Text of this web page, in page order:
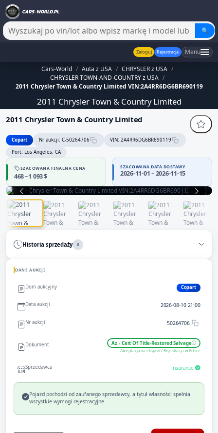
🔍
Zaloguj Rejestracja Menu
Cars-World / Auta z USA / CHRYSLER z USA /
CHRYSLER TOWN-AND-COUNTRY z USA /
2011 Chrysler Town & Country Limited VIN:2A4RR6DG6BR690119
2011 Chrysler Town & Country Limited
2011 Chrysler Town & Country Limited
Copart Nr aukcji: C-50264706
VIN: 2A4RR6DG6BR690119
Port: Los Angeles, CA
SZACOWANA FINALNA CENA
468 – 1 093 $
SZACOWANA DATA DOSTAWY
2026-11-01 – 2026-11-15
Historia sprzedaży 0
DANE AUKCJI
Dom aukcyjny Copart
Data aukcji 2026-08-10 21:00
Nr aukcji 50264706
Dokument Az - Cert Of Title-Restored Salvage
Akceptacja na eksport / Rejestracja w Polsce
Sprzedawca insurance
Pojazd pochodzi od zaufanego sprzedawcy, a tytuł własności spełnia
wszystkie wymogi rejestracyjne.